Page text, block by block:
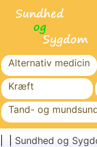
Alternativ medicin
Kræft
Tand- og
Familiesundhed
Sundhed og